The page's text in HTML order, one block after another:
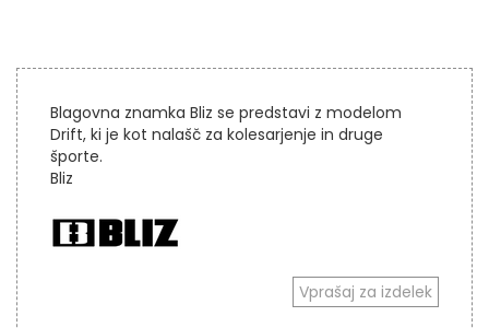
Blagovna znamka Bliz se predstavi z modelom
Drift, ki je kot nalašč za kolesarjenje in druge
športe.
Bliz
Vprašaj za izdelek